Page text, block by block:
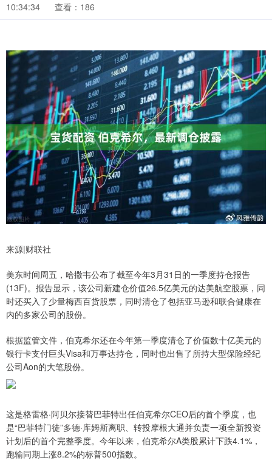
10:34:34
查看：186
来源|财联社
美东时间周五，哈撒韦公布了截至今年3月31日的一季度持仓报告
(13F)。报告显示，该公司新建仓价值26.5亿美元的达美航空股票，同
时还买入了少量梅西百货股票，同时清仓了包括亚马逊和联合健康在
内的多家公司的股份。
根据监管文件，伯克希尔还在今年第一季度清仓了价值数十亿美元的
银行卡支付巨头Visa和万事达持仓，同时也出售了所持大型保险经纪
公司Aon的大笔股份。
这是格雷格·阿贝尔接替巴菲特出任伯克希尔CEO后的首个季度，也
是“巴菲特门徒”多德·库姆斯离职、转投摩根大通并负责一项全新投资
计划后的首个完整季度。今年以来，伯克希尔A类股累计下跌4.1%，
跑输同期上涨8.2%的标普500指数。